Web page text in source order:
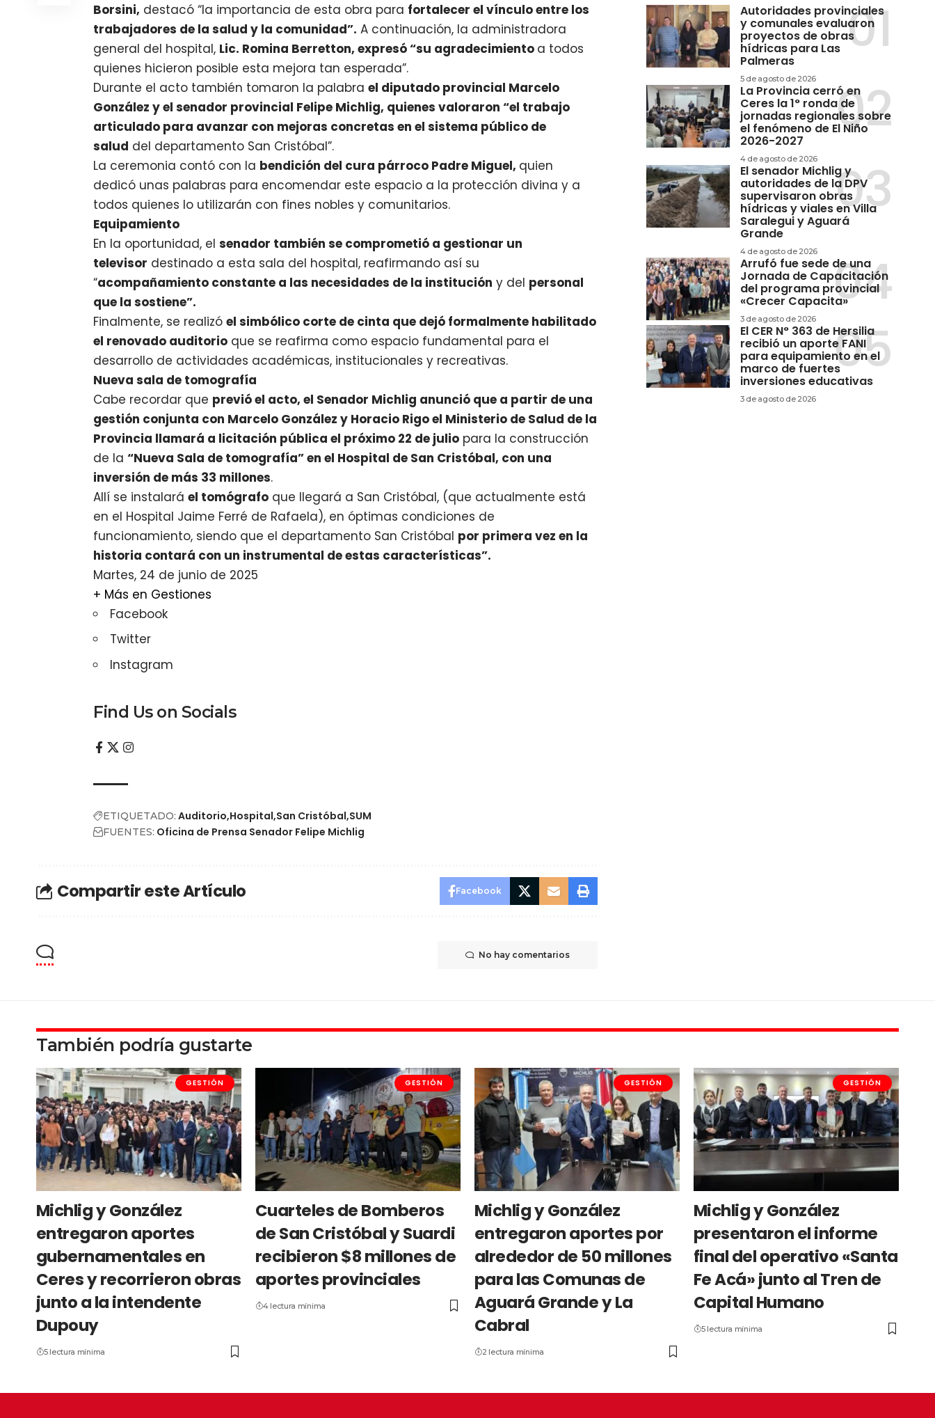
Borsini, destacó “la importancia de esta obra para fortalecer el vínculo entre los
trabajadores de la salud y la comunidad”. A continuación, la administradora
general del hospital, Lic. Romina Berretton, expresó “su agradecimiento a todos
quienes hicieron posible esta mejora tan esperada”.
Durante el acto también tomaron la palabrael diputado provincial Marcelo
González y el senador provincial Felipe Michlig, quienes valoraron “el trabajo
articulado para avanzar con mejoras concretas en el sistema público de
salud del departamento San Cristóbal”.
La ceremonia contó con la bendición del cura párroco Padre Miguel, quien
dedicó unas palabras para encomendar este espacio a la protección divina y a
todos quienes lo utilizarán con fines nobles y comunitarios.
Equipamiento
En la oportunidad, elsenador también se comprometió a gestionar un
televisor destinado a esta sala del hospital, reafirmando así su
“acompañamiento constante a las necesidades de la institución y del personal
que la sostiene”.
Finalmente, se realizóel simbólico corte de cinta que dejó formalmente habilitado
el renovado auditorio que se reafirma como espacio fundamental para el
desarrollo de actividades académicas, institucionales y recreativas.
Nueva sala de tomografía
Cabe recordar que previó el acto, el Senador Michlig anunció que a partir de una
gestión conjunta con Marcelo González y Horacio Rigo el Ministerio de Salud de la
Provincia llamará a licitación pública el próximo 22 de julio para la construcción
de la“Nueva Sala de tomografía” en el Hospital de San Cristóbal, con una
inversión de más 33 millones.
Allí se instalaráel tomógrafo que llegará a San Cristóbal, (que actualmente está
en el Hospital Jaime Ferré de Rafaela), en óptimas condiciones de
funcionamiento, siendo que el departamento San Cristóbal por primera vez en la
historia contará con un instrumental de estas características”.
Martes, 24 de junio de 2025
+ Más en Gestiones
Facebook
Twitter
Instagram
Find Us on Socials
ETIQUETADO: Auditorio Hospital San Cristóbal SUM
FUENTES: Oficina de Prensa Senador Felipe Michlig
Compartir este Artículo Facebook
No hay comentarios
Autoridades provinciales
y comunales evaluaron
proyectos de obras
hídricas para Las
Palmeras
5 de agosto de 2026
La Provincia cerró en
Ceres la 1° ronda de
jornadas regionales sobre
el fenómeno de El Niño
2026-2027
4 de agosto de 2026
El senador Michlig y
autoridades de la DPV
supervisaron obras
hídricas y viales en Villa
Saralegui y Aguará
Grande
4 de agosto de 2026
Arrufó fue sede de una
Jornada de Capacitación
del programa provincial
«Crecer Capacita»
3 de agosto de 2026
El CER N° 363 de Hersilia
recibió un aporte FANI
para equipamiento en el
marco de fuertes
inversiones educativas
3 de agosto de 2026
También podría gustarte
GESTIÓN
Michlig y González
entregaron aportes
gubernamentales en
Ceres y recorrieron obras
junto a la intendente
Dupouy
5 lectura mínima
GESTIÓN
Cuarteles de Bomberos
de San Cristóbal y Suardi
recibieron $8 millones de
aportes provinciales
4 lectura mínima
GESTIÓN
Michlig y González
entregaron aportes por
alrededor de 50 millones
para las Comunas de
Aguará Grande y La
Cabral
2 lectura mínima
GESTIÓN
Michlig y González
presentaron el informe
final del operativo «Santa
Fe Acá» junto al Tren de
Capital Humano
5 lectura mínima